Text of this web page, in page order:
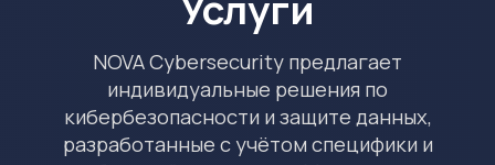
Консалтинг